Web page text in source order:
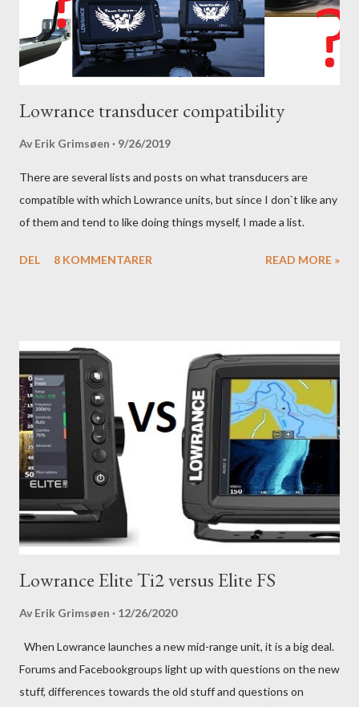
Lowrance transducer compatibility
Av Erik Grimsøen 9/26/2019
There are several lists and posts on what transducers are
compatible with which Lowrance units, but since I don`t like any
of them and tend to like doing things myself, I made a list.
DEL 8 KOMMENTARER READ MORE »
Lowrance Elite Ti2 versus Elite FS
Av Erik Grimsøen 12/26/2020
When Lowrance launches a new mid-range unit, it is a big deal.
Forums and Facebookgroups light up with questions on the new
stuff, differences towards the old stuff and questions on